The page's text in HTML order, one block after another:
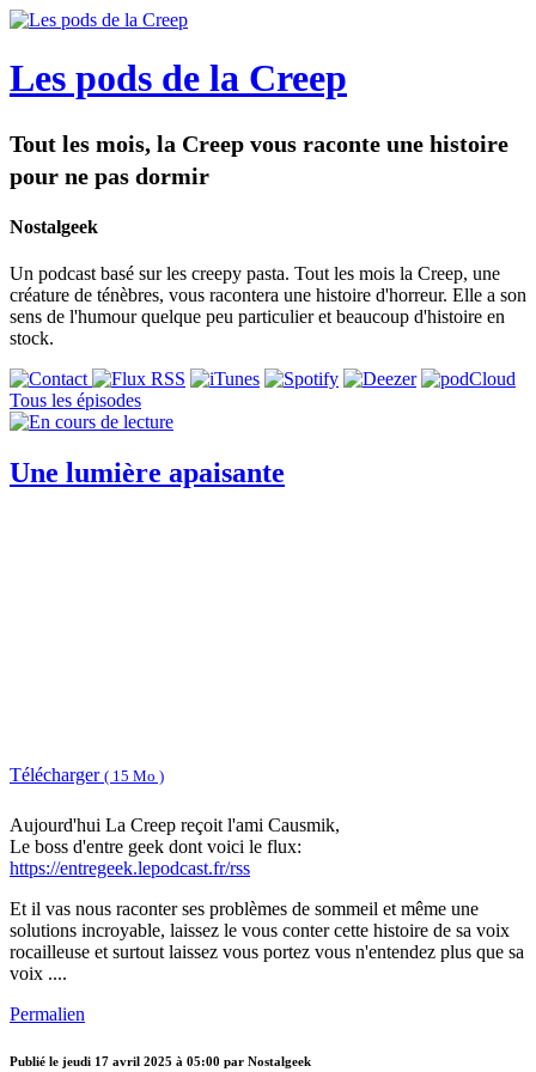
Les pods de la Creep
Tout les mois, la Creep vous raconte une histoire
pour ne pas dormir
Nostalgeek
Un podcast basé sur les creepy pasta. Tout les mois la Creep, une
créature de ténèbres, vous racontera une histoire d'horreur. Elle a son
sens de l'humour quelque peu particulier et beaucoup d'histoire en
stock.
Tous les épisodes
Une lumière apaisante
Télécharger ( 15 Mo )
Aujourd'hui La Creep reçoit l'ami Causmik,
Le boss d'entre geek dont voici le flux:
https://entregeek.lepodcast.fr/rss
Et il vas nous raconter ses problèmes de sommeil et même une
solutions incroyable, laissez le vous conter cette histoire de sa voix
rocailleuse et surtout laissez vous portez vous n'entendez plus que sa
voix ....
Permalien
Publié le jeudi 17 avril 2025 à 05:00 par Nostalgeek